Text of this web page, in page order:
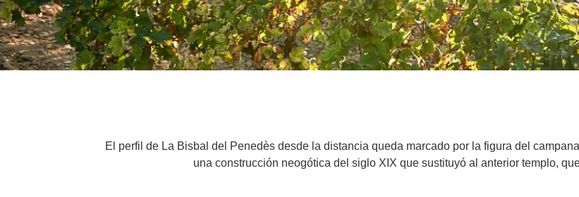
El perfil de La Bisbal del Penedès desde la distancia queda marcado por la figura del
una construcción neogótica del siglo XIX que sustituyó al anterior templo,